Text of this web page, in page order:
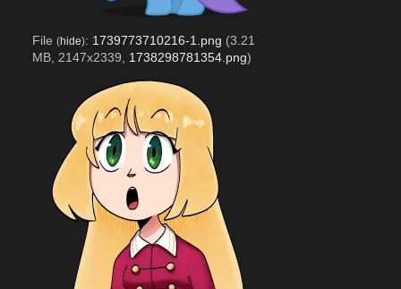
File (hide): 1739773710216-1.png (3.21
MB, 2147x2339, 1738298781354.png)